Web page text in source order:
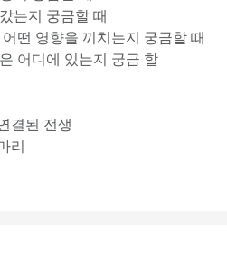
는지 궁금할 때
떤 영향을 끼치는지 궁금할 때
어디에 있는지 궁금 할
결된 전생
리